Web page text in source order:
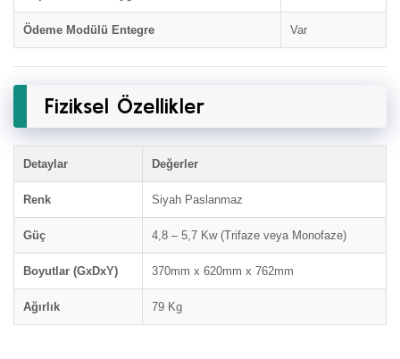
Ödeme Modülü Entegre Var
Fiziksel Özellikler
Detaylar Değerler
Renk Siyah Paslanmaz
Güç 4,8 – 5,7 Kw (Trifaze veya Monofaze)
Boyutlar (GxDxY) 370mm x 620mm x 762mm
Ağırlık 79 Kg